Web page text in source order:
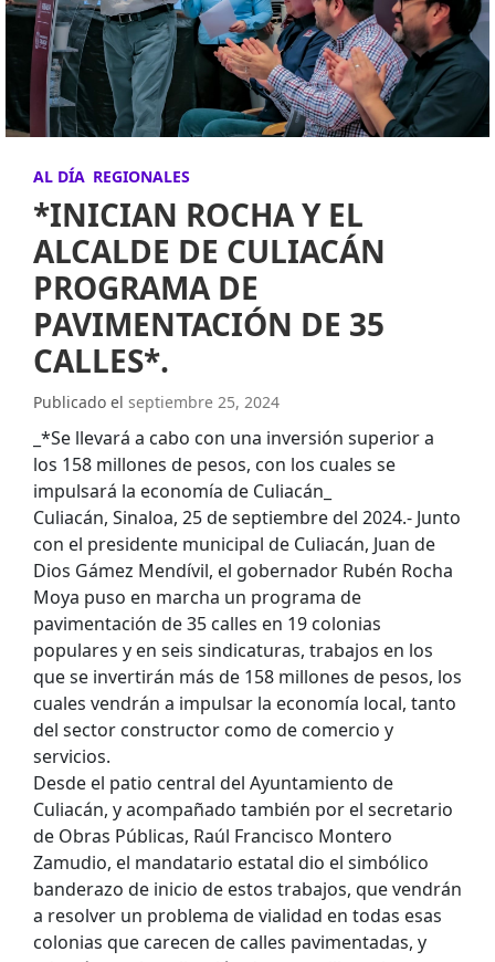
AL DÍA REGIONALES
*INICIAN ROCHA Y EL
ALCALDE DE CULIACÁN
PROGRAMA DE
PAVIMENTACIÓN DE 35
CALLES*.
Publicado el septiembre 25, 2024
_*Se llevará a cabo con una inversión superior a
los 158 millones de pesos, con los cuales se
impulsará la economía de Culiacán_
Culiacán, Sinaloa, 25 de septiembre del 2024.- Junto
con el presidente municipal de Culiacán, Juan de
Dios Gámez Mendívil, el gobernador Rubén Rocha
Moya puso en marcha un programa de
pavimentación de 35 calles en 19 colonias
populares y en seis sindicaturas, trabajos en los
que se invertirán más de 158 millones de pesos, los
cuales vendrán a impulsar la economía local, tanto
del sector constructor como de comercio y
servicios.
Desde el patio central del Ayuntamiento de
Culiacán, y acompañado también por el secretario
de Obras Públicas, Raúl Francisco Montero
Zamudio, el mandatario estatal dio el simbólico
banderazo de inicio de estos trabajos, que vendrán
a resolver un problema de vialidad en todas esas
colonias que carecen de calles pavimentadas, y